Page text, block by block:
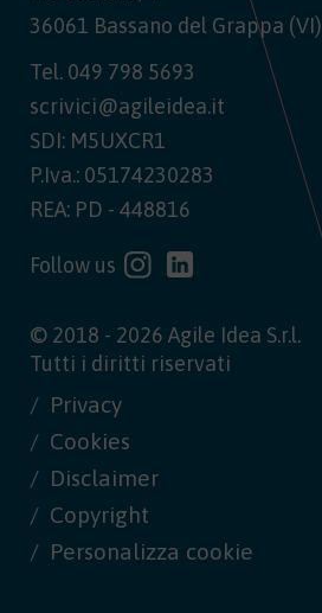
36061 Bassano del Grappa (VI)
Tel. 049 798 5693
scrivici@agileidea.it
SDI: M5UXCR1
P.Iva.: 05174230283
REA: PD - 448816
Follow us
© 2018 - 2026 Agile Idea S.r.l.
Tutti i diritti riservati
Privacy
Cookies
Disclaimer
Copyright
Personalizza cookie